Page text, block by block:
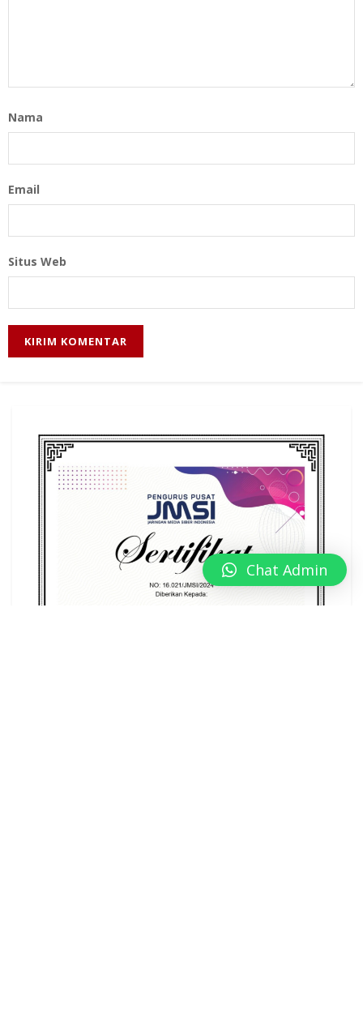
Nama
Email
Situs Web
Chat Admin